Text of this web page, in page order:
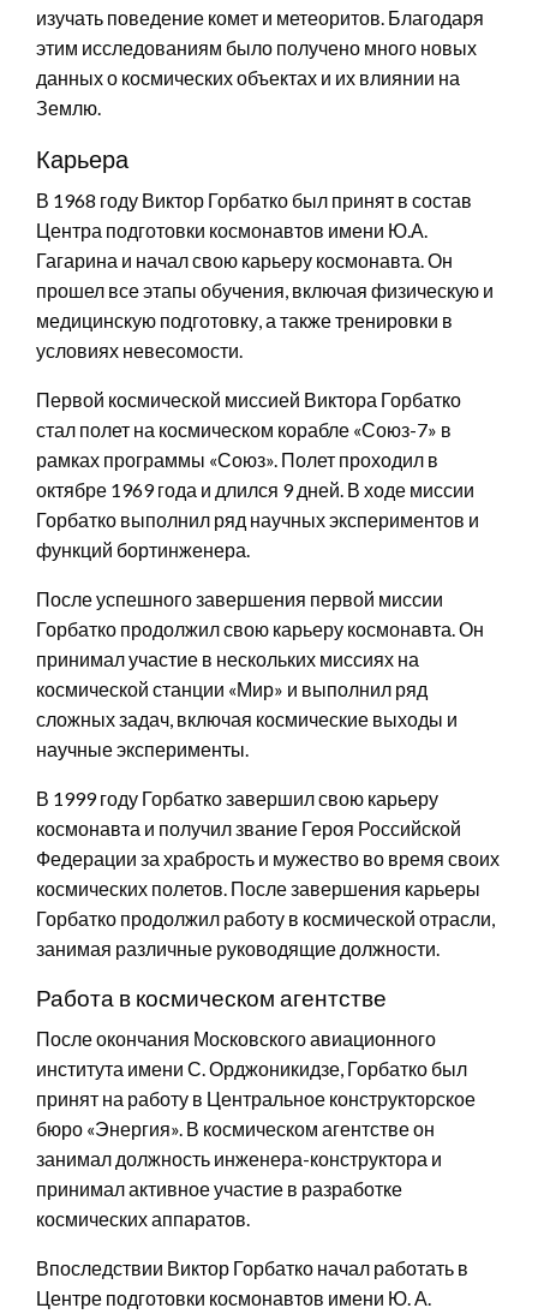
изучать поведение комет и метеоритов. Благодаря
этим исследованиям было получено много новых
данных о космических объектах и их влиянии на
Землю.
Карьера
В 1968 году Виктор Горбатко был принят в состав
Центра подготовки космонавтов имени Ю.А.
Гагарина и начал свою карьеру космонавта. Он
прошел все этапы обучения, включая физическую и
медицинскую подготовку, а также тренировки в
условиях невесомости.
Первой космической миссией Виктора Горбатко
стал полет на космическом корабле «Союз-7» в
рамках программы «Союз». Полет проходил в
октябре 1969 года и длился 9 дней. В ходе миссии
Горбатко выполнил ряд научных экспериментов и
функций бортинженера.
После успешного завершения первой миссии
Горбатко продолжил свою карьеру космонавта. Он
принимал участие в нескольких миссиях на
космической станции «Мир» и выполнил ряд
сложных задач, включая космические выходы и
научные эксперименты.
В 1999 году Горбатко завершил свою карьеру
космонавта и получил звание Героя Российской
Федерации за храбрость и мужество во время своих
космических полетов. После завершения карьеры
Горбатко продолжил работу в космической отрасли,
занимая различные руководящие должности.
Работа в космическом агентстве
После окончания Московского авиационного
института имени С. Орджоникидзе, Горбатко был
принят на работу в Центральное конструкторское
бюро «Энергия». В космическом агентстве он
занимал должность инженера-конструктора и
принимал активное участие в разработке
космических аппаратов.
Впоследствии Виктор Горбатко начал работать в
Центре подготовки космонавтов имени Ю. А.